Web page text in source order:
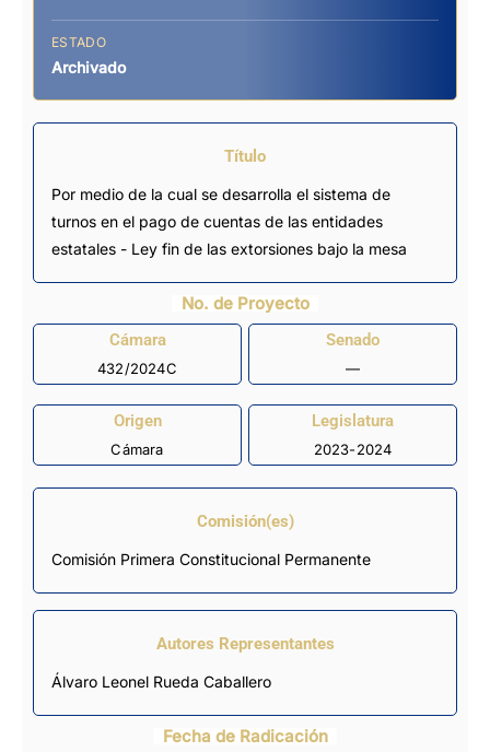
ESTADO
Archivado
Título
Por medio de la cual se desarrolla el sistema de
turnos en el pago de cuentas de las entidades
estatales - Ley fin de las extorsiones bajo la mesa
No. de Proyecto
Cámara
432/2024C
Senado
—
Origen
Cámara
Legislatura
2023-2024
Comisión(es)
Comisión Primera Constitucional Permanente
Autores Representantes
Álvaro Leonel Rueda Caballero
Fecha de Radicación